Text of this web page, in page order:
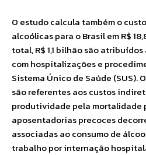
O estudo calcula também o
alcoólicas para o Brasil em R$
total, R$ 1,1 bilhão são
com hospitalizações e
Sistema Único de Saúde (SUS).
são referentes aos custos
produtividade pela mortalidade
aposentadorias precoces
associadas ao consumo de
trabalho por internação